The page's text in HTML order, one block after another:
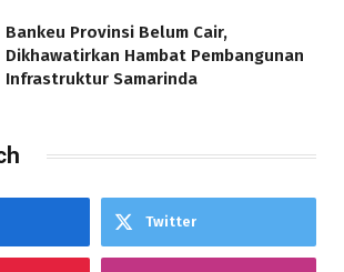
Bankeu Provinsi Belum Cair,
Dikhawatirkan Hambat Pembangunan
Infrastruktur Samarinda
Twitter